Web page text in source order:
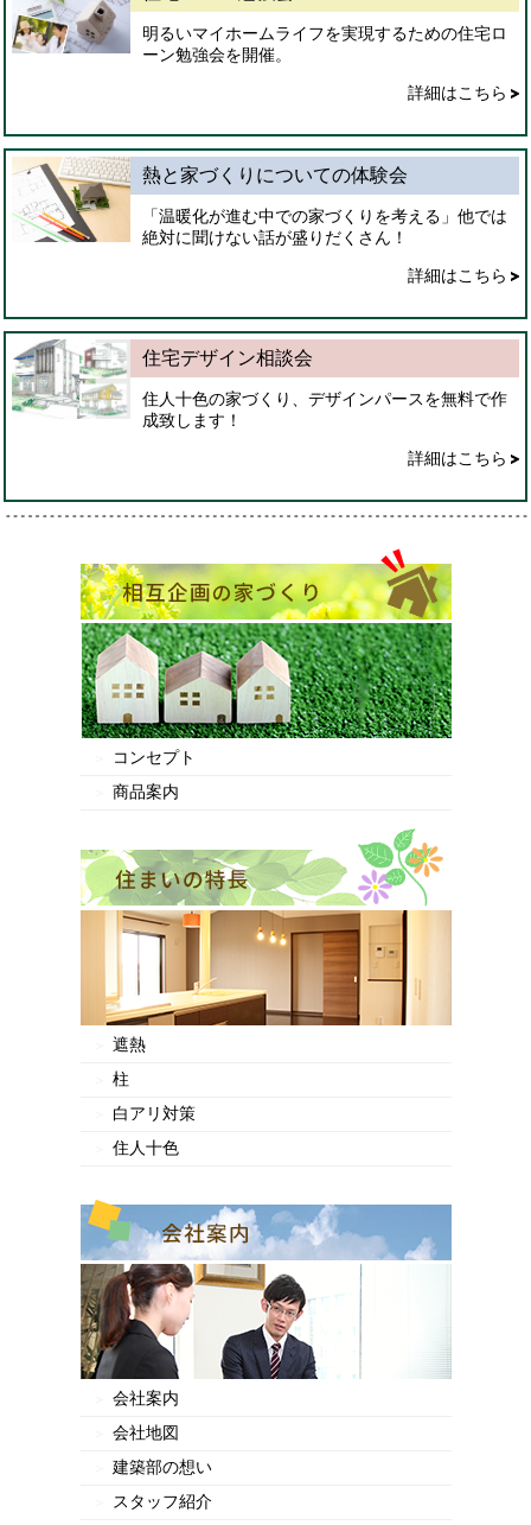
明るいマイホームライフを実現するための住宅ロ
ーン勉強会を開催。
詳細はこちら
熱と家づくりについての体験会
「温暖化が進む中での家づくりを考える」他では
絶対に聞けない話が盛りだくさん！
詳細はこちら
住宅デザイン相談会
住人十色の家づくり、デザインパースを無料で作
成致します！
詳細はこちら
コンセプト
商品案内
遮熱
柱
白アリ対策
住人十色
会社案内
会社地図
建築部の想い
スタッフ紹介